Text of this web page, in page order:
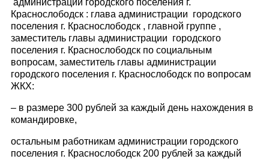
Краснослободск : глава администрации городского
поселения г. Краснослободск , главной группе ,
заместитель главы администрации городского
поселения г. Краснослободск по социальным
вопросам, заместитель главы администрации
городского поселения г. Краснослободск по вопросам
ЖКХ:
– в размере 300 рублей за каждый день нахождения в
командировке,
остальным работникам администрации городского
поселения г. Краснослободск 200 рублей за каждый